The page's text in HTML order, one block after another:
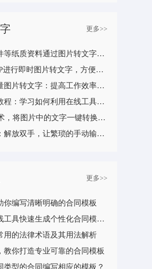
更多>>
将图书、文件等纸质资料通过图片转文字功能数字化保存
使用手机APP进行即时图片转文字，方便快捷地记录重要信息
轻松实现批量图片转文字：提高工作效率，节省时间成本
图片转文字教程：学习如何利用在线工具或软件实现文本识别功能
利用OCR技术，将图片中的文字一键转换为电子文件
图片转文字：解放双手，让繁琐的手动输入成为过去式
更多>>
你编写清晰明确的合同模板
如何利用在线工具快速生成个性化合同模板？
用的法律术语及其用法解析
教你打造专业可靠的合同模板
类型的合同编写相应的模板？